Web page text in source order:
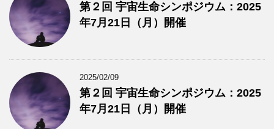
第２回 宇宙生命シンポジウム：2025
年7月21日（月）開催
2025/02/09
第２回 宇宙生命シンポジウム：2025
年7月21日（月）開催